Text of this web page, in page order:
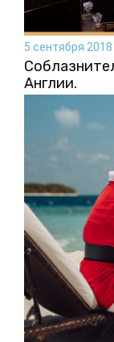
5 сентября 2018
Англии.